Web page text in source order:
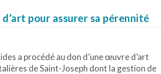
pour assurer sa pérennité
a procédé au don d’une œuvre d’art
de Saint-Joseph dont la gestion de